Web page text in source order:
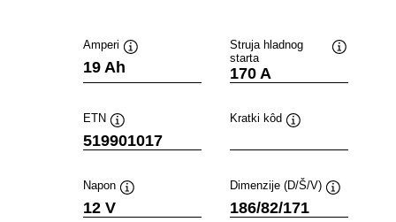
Amperi
19 Ah
Struja hladnog
starta
170 A
ETN
Tooltip
519901017
Kratki kôd
Napon
12 V
Dimenzije (D/Š/V)
186/82/171